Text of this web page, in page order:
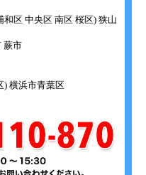
区 中央区 南区 桜区) 狭山
蕨市
) 横浜市青葉区